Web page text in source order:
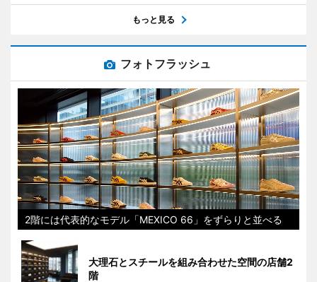
もっと見る
フォトフラッシュ
2階には代表的なモデル「MEXICO 66」をずらりと並べる
大理石とスチールを組み合わせた空間の店舗2
階